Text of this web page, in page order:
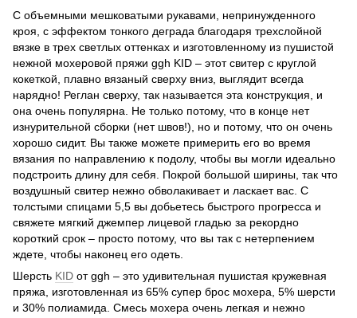
С объемными мешковатыми рукавами, непринужденного
кроя, с эффектом тонкого деграда благодаря трехслойной
вязке в трех светлых оттенках и изготовленному из пушистой
нежной мохеровой пряжи ggh KID – этот свитер с круглой
кокеткой, плавно вязаный сверху вниз, выглядит всегда
нарядно! Реглан сверху, так называется эта конструкция, и
она очень популярна. Не только потому, что в конце нет
изнурительной сборки (нет швов!), но и потому, что он очень
хорошо сидит. Вы также можете примерить его во время
вязания по направлению к подолу, чтобы вы могли идеально
подстроить длину для себя. Покрой большой ширины, так что
воздушный свитер нежно обволакивает и ласкает вас. С
толстыми спицами 5,5 вы добьетесь быстрого прогресса и
свяжете мягкий джемпер лицевой гладью за рекордно
короткий срок – просто потому, что вы так с нетерпением
ждете, чтобы наконец его одеть.
Шерсть KID от ggh – это удивительная пушистая кружевная
пряжа, изготовленная из 65% супер брос мохера, 5% шерсти
и 30% полиамида. Смесь мохера очень легкая и нежно